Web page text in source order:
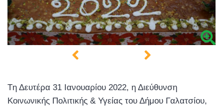
Tη Δευτέρα 31 Ιανουαρίου 2022, η Διεύθυνση
Κοινωνικής Πολιτικής & Υγείας του Δήμου Γαλατσίου,